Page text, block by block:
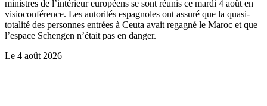
ministres de l’intérieur européens se sont réunis ce mardi 4 août en
visioconférence. Les autorités espagnoles ont assuré que la quasi-
totalité des personnes entrées à Ceuta avait regagné le Maroc et que
l’espace Schengen n’était pas en danger.
Le 4 août 2026